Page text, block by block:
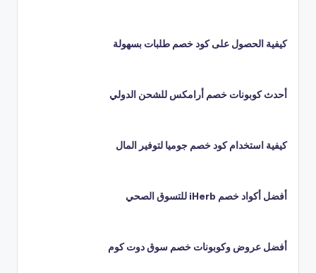
كيفية الحصول على كود خصم طلبات بسهولة
أحدث كوبونات خصم أرامكس للشحن الدولي
كيفية استخدام كود خصم جوميا لتوفير المال
أفضل أكواد خصم iHerb للتسوق الصحي
أفضل عروض وكوبونات خصم سوق دوت كوم